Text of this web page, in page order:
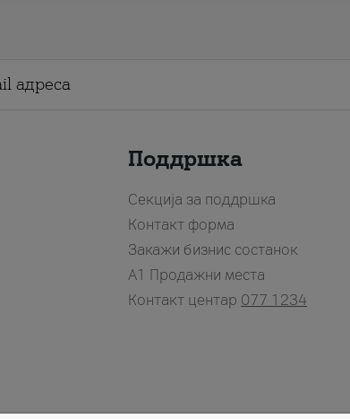
Поддршка
Секција за поддршка
Контакт форма
Закажи бизнис состанок
A1 Продажни места
Контакт центар 077 1234